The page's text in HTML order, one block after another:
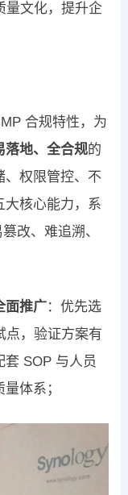
量文化，提升企
合规特性，为
落地、全合规的
、权限管控、不
大核心能力，系
改、难追溯、
面推广：优先选
点，验证方案有
SOP 与人员
体系；